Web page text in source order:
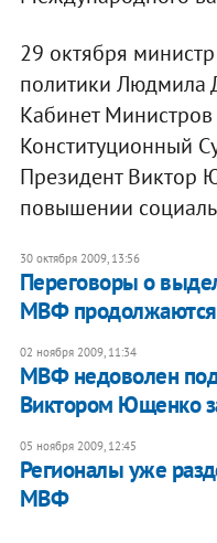
29 октября
политики Людмила
Кабинет
Конституционный
Президент Виктор
повышении
30 октября 2009, 13:56
Переговоры о
МВФ продолжаются
02 ноября 2009, 11:34
МВФ недоволен
Виктором Ющенко
05 ноября 2009, 12:45
Регионалы уже
МВФ